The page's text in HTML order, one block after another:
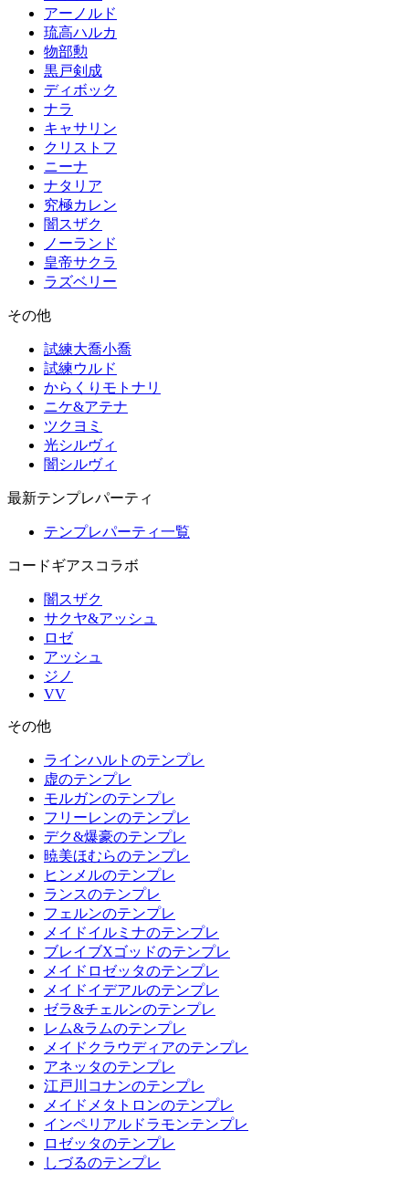
アーノルド
琉高ハルカ
物部勲
黒戸剣成
ディボック
ナラ
キャサリン
クリストフ
ニーナ
ナタリア
究極カレン
闇スザク
ノーランド
皇帝サクラ
ラズベリー
その他
試練大喬小喬
試練ウルド
からくりモトナリ
ニケ&アテナ
ツクヨミ
光シルヴィ
闇シルヴィ
最新テンプレパーティ
テンプレパーティ一覧
コードギアスコラボ
闇スザク
サクヤ&アッシュ
ロゼ
アッシュ
ジノ
VV
その他
ラインハルトのテンプレ
虚のテンプレ
モルガンのテンプレ
フリーレンのテンプレ
デク&爆豪のテンプレ
暁美ほむらのテンプレ
ヒンメルのテンプレ
ランスのテンプレ
フェルンのテンプレ
メイドイルミナのテンプレ
ブレイブXゴッドのテンプレ
メイドロゼッタのテンプレ
メイドイデアルのテンプレ
ゼラ&チェルンのテンプレ
レム&ラムのテンプレ
メイドクラウディアのテンプレ
アネッタのテンプレ
江戸川コナンのテンプレ
メイドメタトロンのテンプレ
インペリアルドラモンテンプレ
ロゼッタのテンプレ
しづるのテンプレ